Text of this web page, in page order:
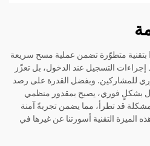
أُجهِّز أسورتنا المزودة بتقنية RFID بتقنية متطوّرة تضمن عملية مسح سريعة
التسجيل عند الدخول، بل تعزّز
للمشاركين. وبفضل القدرة على رصد
بشكلٍ فوري، يصبح بمقدور منظمي
مشكلة قد تطرأ، مما يضمن تجربةً آمنة
الميزة التقنية أسورتنا عن غيرها في